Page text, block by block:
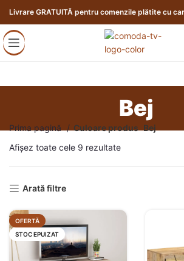
Livrare GRATUITĂ pentru comenzile plătite cu
Bej
Prima pagină Culoare produs Bej
Afișez toate cele 9 rezultate
Arată filtre
OFERTĂ
STOC EPUIZAT